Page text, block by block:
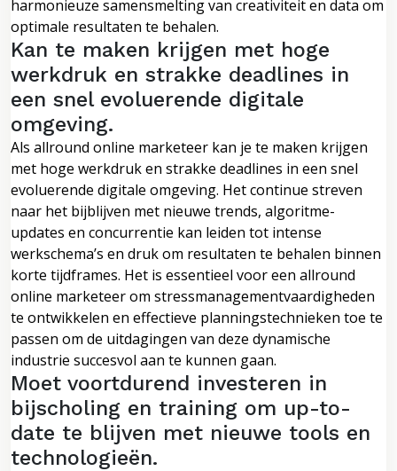
harmonieuze samensmelting van creativiteit en data om
optimale resultaten te behalen.
Kan te maken krijgen met hoge
werkdruk en strakke deadlines in
een snel evoluerende digitale
omgeving.
Als allround online marketeer kan je te maken krijgen
met hoge werkdruk en strakke deadlines in een snel
evoluerende digitale omgeving. Het continue streven
naar het bijblijven met nieuwe trends, algoritme-
updates en concurrentie kan leiden tot intense
werkschema’s en druk om resultaten te behalen binnen
korte tijdframes. Het is essentieel voor een allround
online marketeer om stressmanagementvaardigheden
te ontwikkelen en effectieve planningstechnieken toe te
passen om de uitdagingen van deze dynamische
industrie succesvol aan te kunnen gaan.
Moet voortdurend investeren in
bijscholing en training om up-to-
date te blijven met nieuwe tools en
technologieën.